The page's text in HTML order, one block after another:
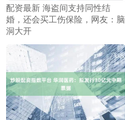
配资最新 海盗间支持同性结
婚，还会买工伤保险，网友：脑
洞大开